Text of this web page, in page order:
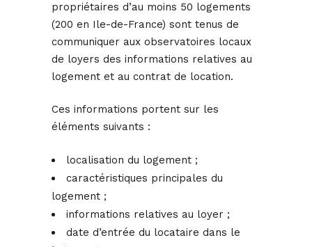
propriétaires d’au moins 50 logements
(200 en Ile-de-France) sont tenus de
communiquer aux observatoires locaux
de loyers des informations relatives au
logement et au contrat de location.
Ces informations portent sur les
éléments suivants :
localisation du logement ;
caractéristiques principales du
logement ;
informations relatives au loyer ;
date d’entrée du locataire dans le